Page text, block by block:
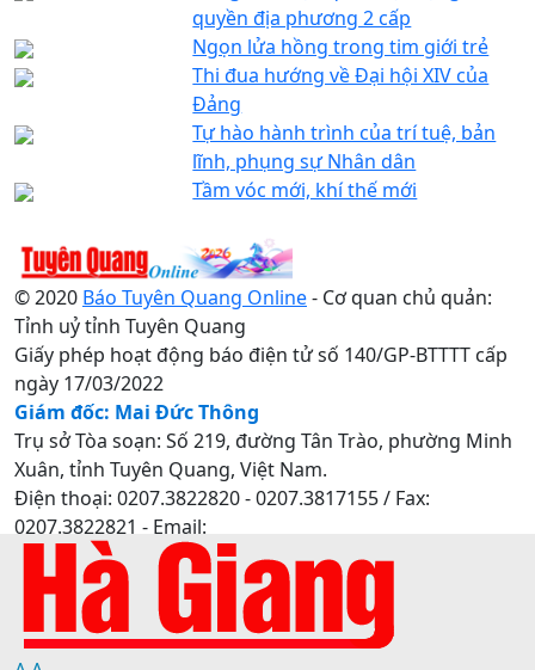
quyền địa phương 2 cấp
Ngọn lửa hồng trong tim giới trẻ
Thi đua hướng về Đại hội XIV của
Đảng
Tự hào hành trình của trí tuệ, bản
lĩnh, phụng sự Nhân dân
Tầm vóc mới, khí thế mới
© 2020 Báo Tuyên Quang Online- Cơ quan chủ quản:
Tỉnh uỷ tỉnh Tuyên Quang
Giấy phép hoạt động báo điện tử số 140/GP-BTTTT cấp
ngày 17/03/2022
Giám đốc: Mai Đức Thông
Trụ sở Tòa soạn: Số 219, đường Tân Trào, phường Minh
Xuân, tỉnh Tuyên Quang, Việt Nam.
Điện thoại: 0207.3822820 - 0207.3817155 / Fax:
0207.3822821 - Email:
baotuyenquang.com.vn@gmail.com